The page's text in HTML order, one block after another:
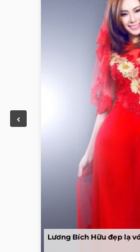
Lương Bích Hữu đẹp lạ